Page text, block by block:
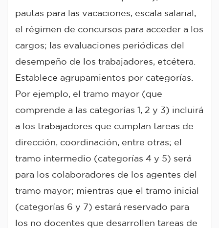
pautas para las vacaciones, escala salarial,
el régimen de concursos para acceder a los
cargos; las evaluaciones periódicas del
desempeño de los trabajadores, etcétera.
Establece agrupamientos por categorías.
Por ejemplo, el tramo mayor (que
comprende a las categorías 1, 2 y 3) incluirá
a los trabajadores que cumplan tareas de
dirección, coordinación, entre otras; el
tramo intermedio (categorías 4 y 5) será
para los colaboradores de los agentes del
tramo mayor; mientras que el tramo inicial
(categorías 6 y 7) estará reservado para
los no docentes que desarrollen tareas de